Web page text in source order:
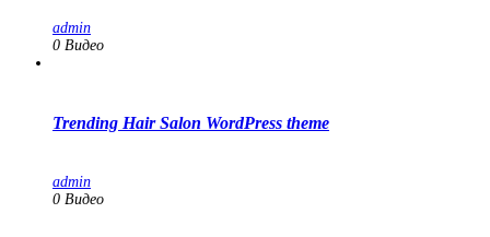
admin
0 Видео
Trending Hair Salon WordPress theme
admin
0 Видео